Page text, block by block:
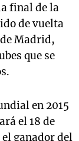
final de la
de vuelta
Madrid,
que se
en 2015
el 18 de
ganador del